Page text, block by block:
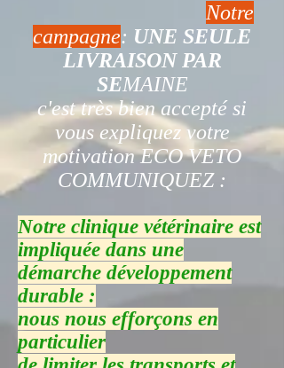
Notre
campagne: UNE SEULE
LIVRAISON PAR
SEMAINE
c'est très bien accepté si
vous expliquez votre
motivation ECO VETO
COMMUNIQUEZ :
Notre clinique vétérinaire est
impliquée dans une
démarche développement
durable :
nous nous efforçons en
particulier